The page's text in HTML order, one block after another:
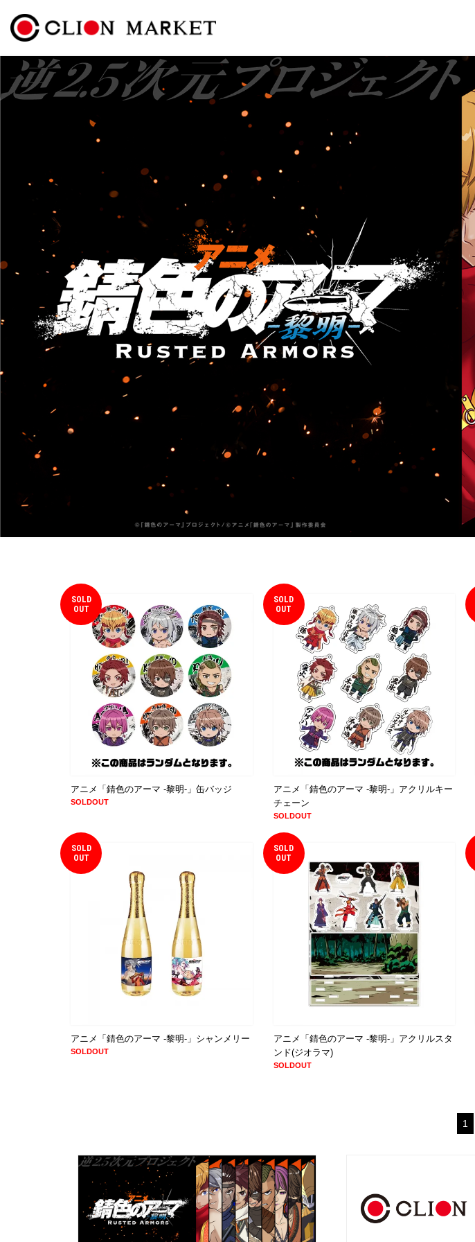
SOLD
OUT
アニメ「錆色のアーマ -黎明-」缶バッジ
SOLDOUT
SOLD
OUT
アニメ「錆色のアーマ -黎明-」アクリルキー
チェーン
SOLDOUT
SOLD
OUT
アニメ「錆色のアーマ -黎明-」シャンメリー
SOLDOUT
SOLD
OUT
アニメ「錆色のアーマ -黎明-」アクリルスタ
ンド(ジオラマ)
SOLDOUT
1